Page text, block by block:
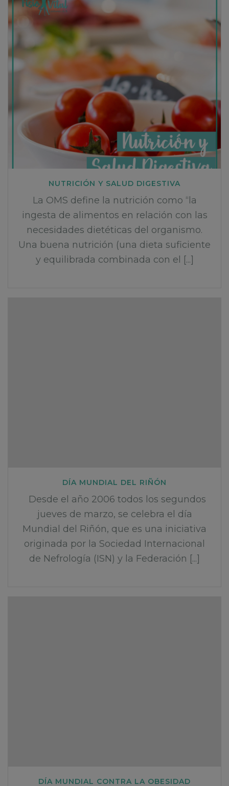
NUTRICIÓN Y SALUD DIGESTIVA
La OMS define la nutrición como “la
ingesta de alimentos en relación con las
necesidades dietéticas del organismo.
Una buena nutrición (una dieta suficiente
y equilibrada combinada con el [...]
DÍA MUNDIAL DEL RIÑÓN
Desde el año 2006 todos los segundos
jueves de marzo, se celebra el día
Mundial del Riñón, que es una iniciativa
originada por la Sociedad Internacional
de Nefrología (ISN) y la Federación [...]
DÍA MUNDIAL CONTRA LA OBESIDAD